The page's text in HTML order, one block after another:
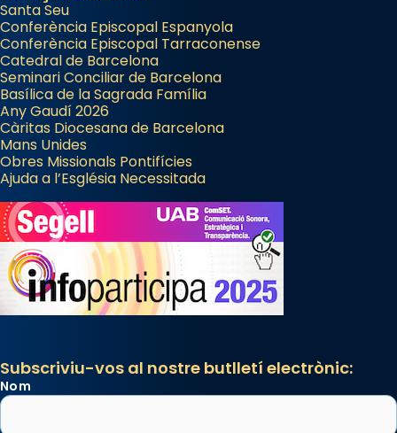
Santa Seu
Conferència Episcopal Espanyola
Conferència Episcopal Tarraconense
Catedral de Barcelona
Seminari Conciliar de Barcelona
Basílica de la Sagrada Família
Any Gaudí 2026
Càritas Diocesana de Barcelona
Mans Unides
Obres Missionals Pontifícies
Ajuda a l’Església Necessitada
Subscriviu-vos al nostre butlletí electrònic:
Nom